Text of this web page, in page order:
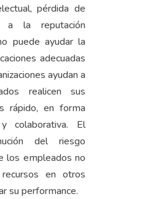
pérdida de
la reputación
puede ayudar la
adecuadas
ayudan a
realicen sus
rápido, en forma
colaborativa. El
del riesgo
los empleados no
en otros
su performance.